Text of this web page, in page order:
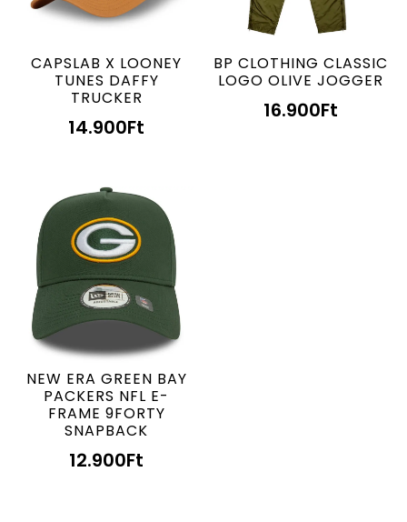
CAPSLAB X LOONEY
TUNES DAFFY
TRUCKER
14.900Ft
BP CLOTHING CLASSIC
LOGO OLIVE JOGGER
16.900Ft
NEW ERA GREEN BAY
PACKERS NFL E-
FRAME 9FORTY
SNAPBACK
12.900Ft